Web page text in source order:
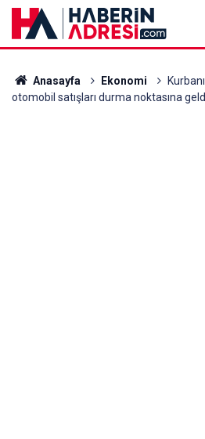
Anasayfa Ekonomi
otomobil satışları durma noktasına